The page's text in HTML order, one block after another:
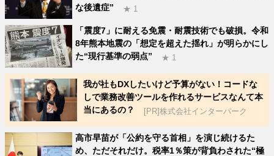
な後遺症”
★ 1
「震度7」に耐える免震・耐震技術でも破損。令和
8年熊本地震の「想定を超えた揺れ」が明らかにし
た“現行基準の弱点”
★ 1
我が社もDXしたいけど予算がない！コードな
しで業務改善ツールを作れるサービスなんて本
当にあるの？
[PR]株式会社インターパーク
高市早苗が「公約を守る首相」を演じ続けるた
め、ただそれだけ。税率1％策が背負わされた“極